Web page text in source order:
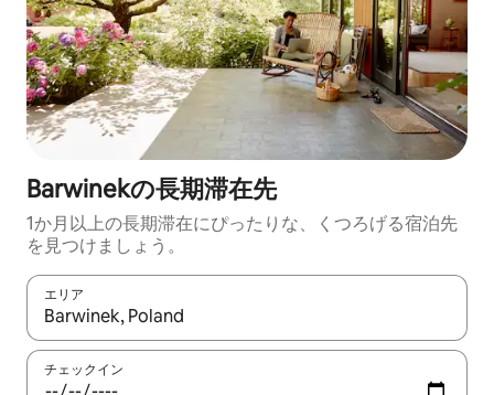
Barwinekの長期滞在先
1か月以上の長期滞在にぴったりな、くつろげる宿泊先
を見つけましょう。
エリア
検索結果が表示されたら、上下の矢印キーを使って移動するか
チェックイン